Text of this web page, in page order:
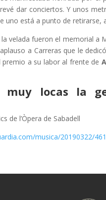
dar conciertos. Y unos
uno está a punto de retirarse,
velada fueron el memorial a
a Carreras que le
premio a su labor al frente de
muy locas la
de l’Òpera de Sabadell
musica/20190322/